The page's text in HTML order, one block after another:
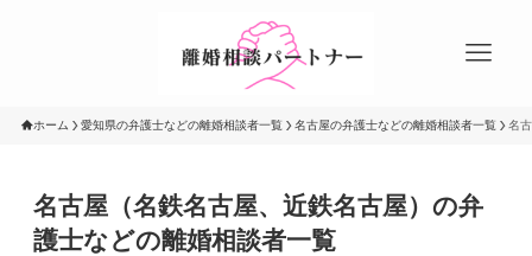
ホーム 愛知県の弁護士などの離婚相談者一覧 名古屋の弁護士などの離婚相談者一覧 名
名古屋（名鉄名古屋、近鉄名古屋）の弁
護士などの離婚相談者一覧